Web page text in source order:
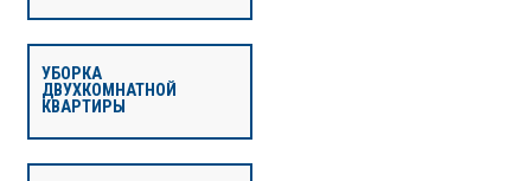
УБОРКА
ДВУХКОМНАТНОЙ
КВАРТИРЫ